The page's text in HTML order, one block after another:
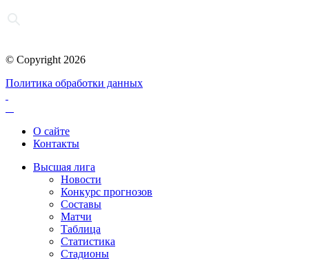
© Copyright 2026
Политика обработки данных
О сайте
Контакты
Высшая лига
Новости
Конкурс прогнозов
Составы
Матчи
Таблица
Статистика
Стадионы